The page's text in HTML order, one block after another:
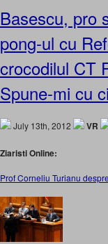
Basescu, pro
pong-ul cu
crocodilul CT
Spune-mi cu
July 13th, 2012 VR
Ziaristi Online:
Prof Corneliu Turianu